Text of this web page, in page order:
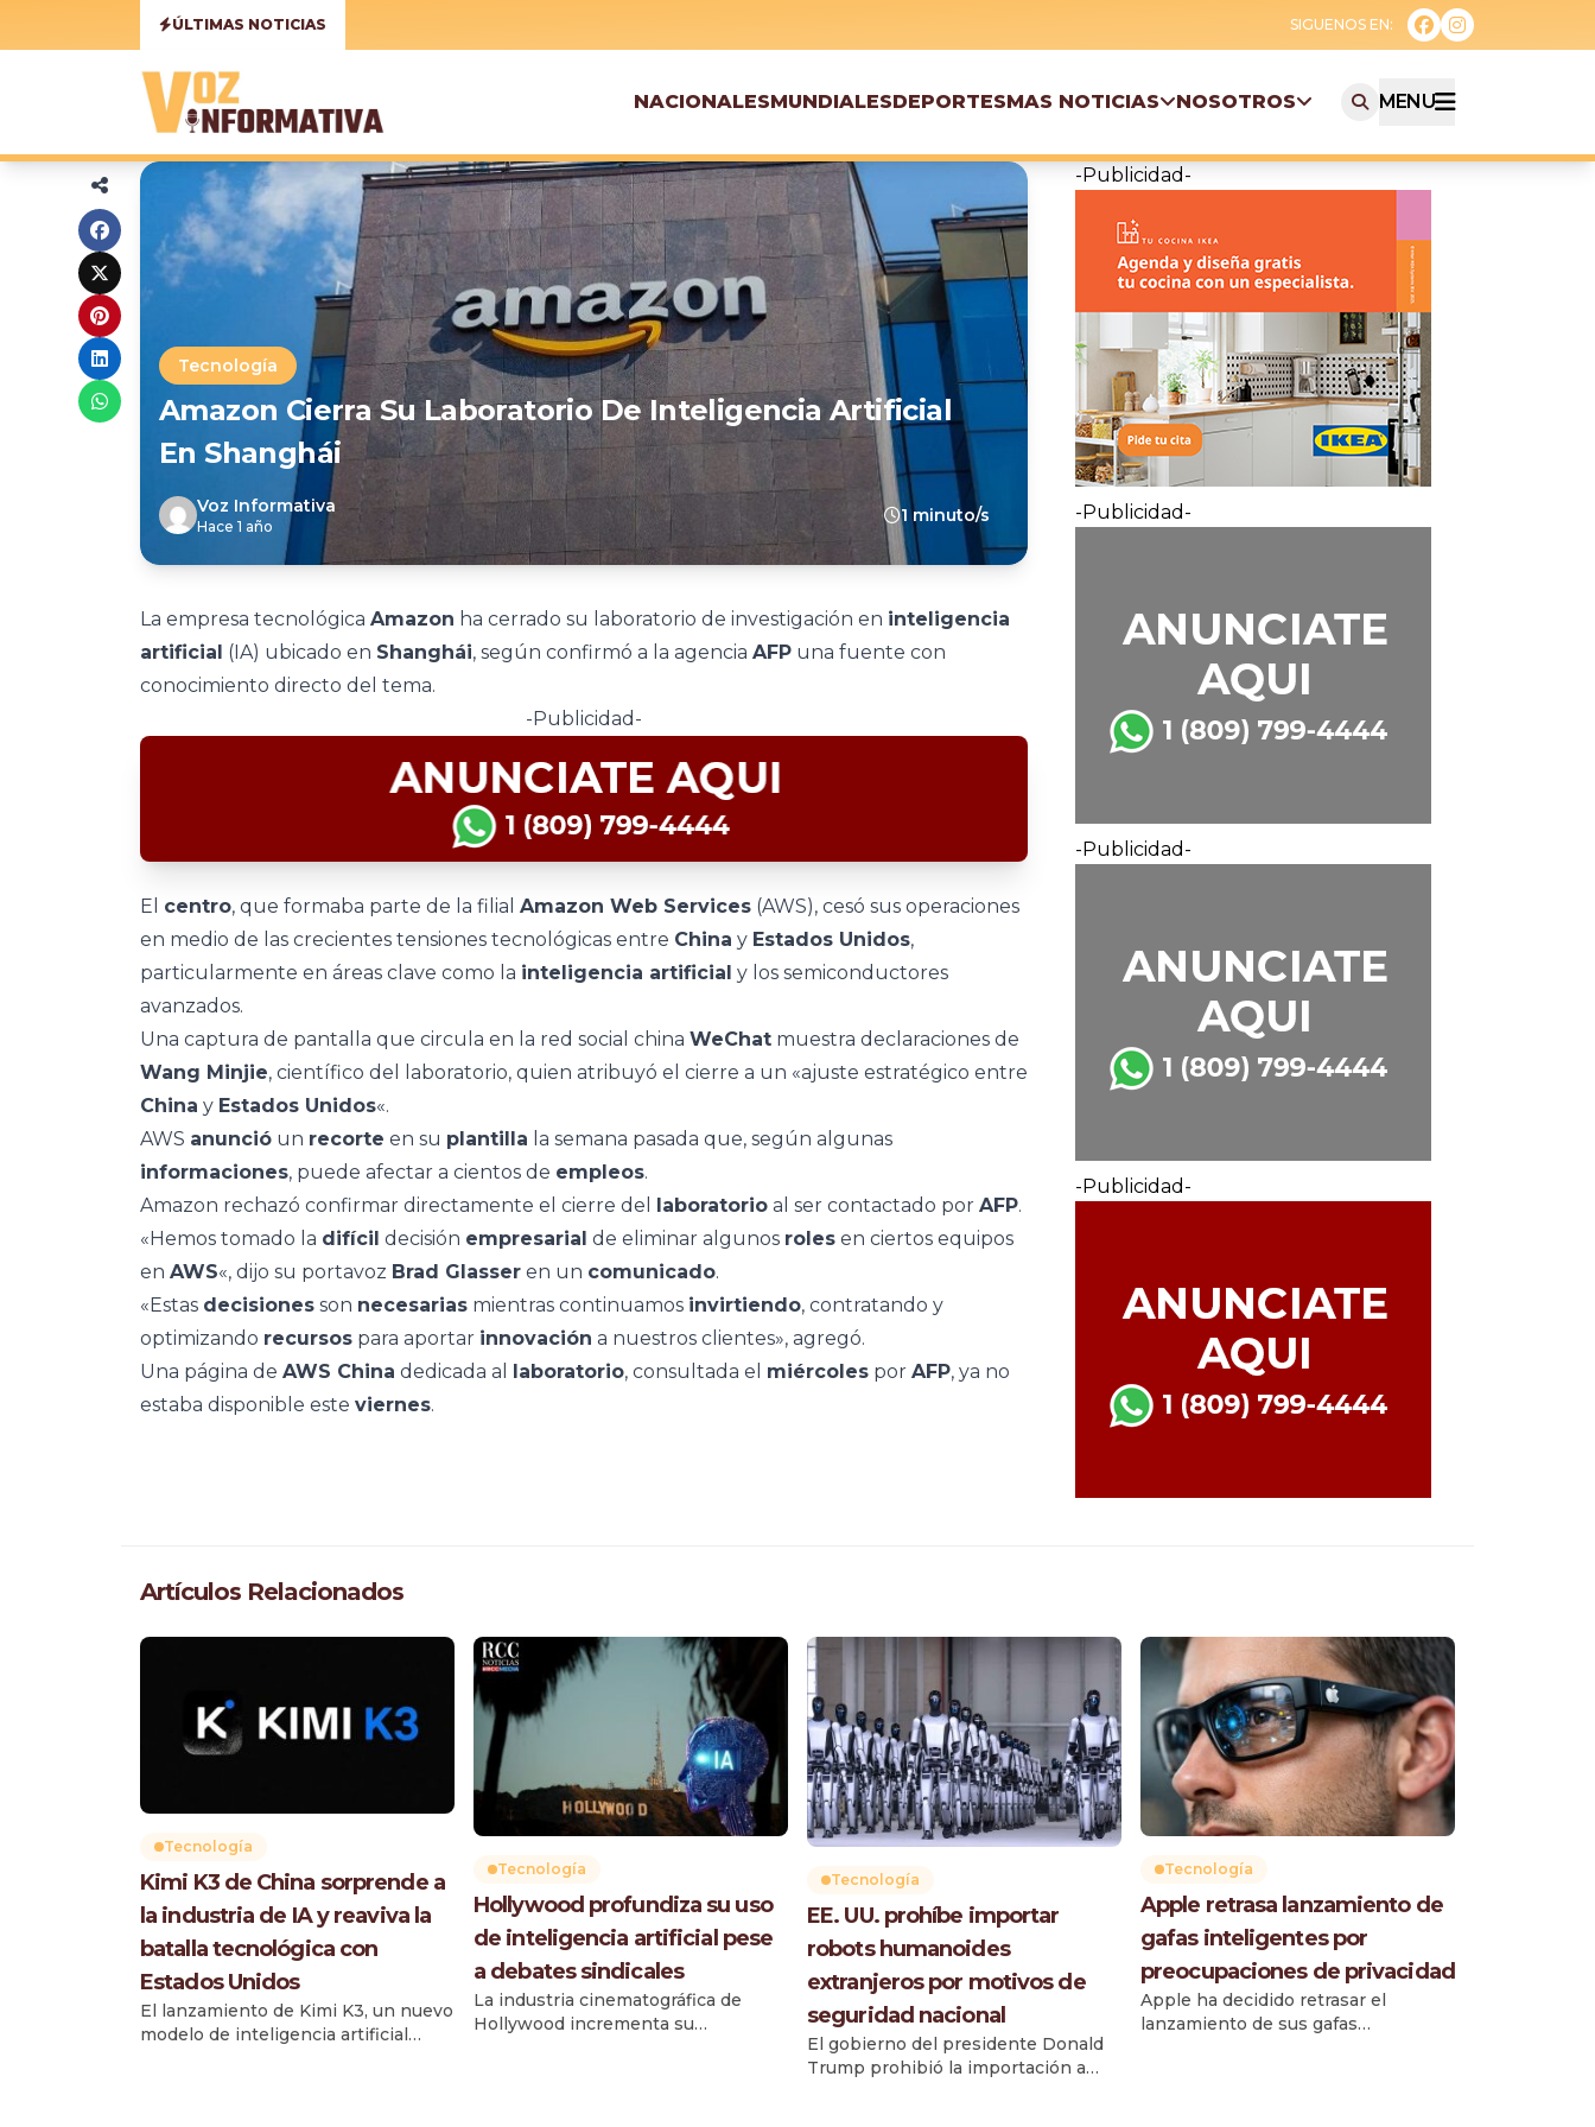
ÚLTIMAS NOTICIAS
NACIONALESMUNDIALESDEPORTESMAS NOTICIAS NOSOTROS MENU
Tecnología
Amazon Cierra Su Laboratorio De Inteligencia Artificial
En Shanghái
Voz Informativa
Hace 1 año
1 minuto/s
La empresa tecnológica Amazon ha cerrado su laboratorio de investigación en inteligencia
artificial (IA) ubicado en Shanghái, según confirmó a la agencia AFP una fuente con
conocimiento directo del tema.
-Publicidad-
El centro, que formaba parte de la filial Amazon Web Services (AWS), cesó sus operaciones
en medio de las crecientes tensiones tecnológicas entre China y Estados Unidos,
particularmente en áreas clave como la inteligencia artificial y los semiconductores
avanzados.
Una captura de pantalla que circula en la red social china WeChat muestra declaraciones de
Wang Minjie, científico del laboratorio, quien atribuyó el cierre a un «ajuste estratégico entre
China y Estados Unidos«.
AWS anunció un recorte en su plantilla la semana pasada que, según algunas
informaciones, puede afectar a cientos de empleos.
Amazon rechazó confirmar directamente el cierre del laboratorio al ser contactado por AFP.
«Hemos tomado la difícil decisión empresarial de eliminar algunos roles en ciertos equipos
en AWS«, dijo su portavoz Brad Glasser en un comunicado.
«Estas decisiones son necesarias mientras continuamos invirtiendo, contratando y
optimizando recursos para aportar innovación a nuestros clientes», agregó.
Una página de AWS China dedicada al laboratorio, consultada el miércoles por AFP, ya no
estaba disponible este viernes.
-Publicidad-
-Publicidad-
-Publicidad-
-Publicidad-
Artículos Relacionados
Tecnología
Kimi K3 de China sorprende a
la industria de IA y reaviva la
batalla tecnológica con
Estados Unidos
El lanzamiento de Kimi K3, un nuevo
modelo de inteligencia artificial
Tecnología
Hollywood profundiza su uso
de inteligencia artificial pese
a debates sindicales
La industria cinematográfica de
Hollywood incrementa su
Tecnología
EE. UU. prohíbe importar
robots humanoides
extranjeros por motivos de
seguridad nacional
El gobierno del presidente Donald
Trump prohibió la importación a
Tecnología
Apple retrasa lanzamiento de
gafas inteligentes por
preocupaciones de privacidad
Apple ha decidido retrasar el
lanzamiento de sus gafas